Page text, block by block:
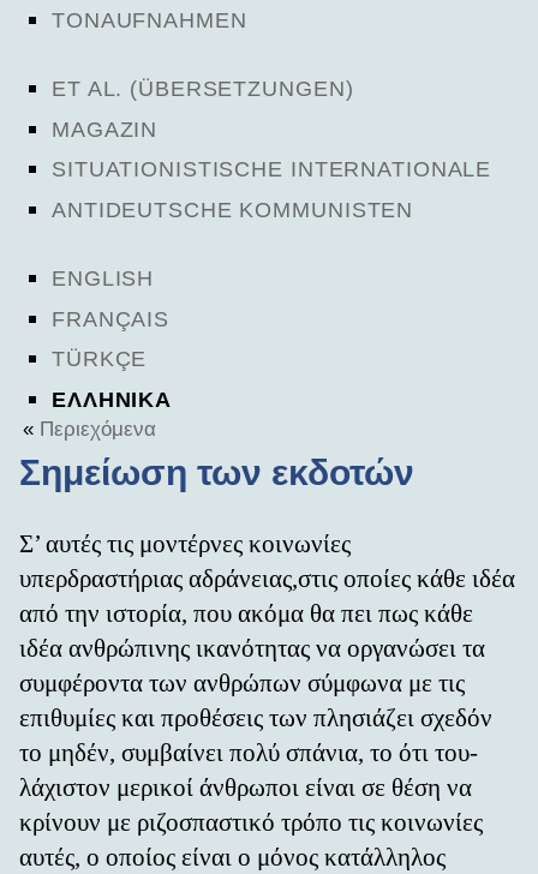
TONAUFNAHMEN
ET AL. (ÜBERSETZUNGEN)
MAGAZIN
SITUATIONISTISCHE INTERNATIONALE
ANTIDEUTSCHE KOMMUNISTEN
ENGLISH
FRANÇAIS
TÜRKÇE
ΕΛΛΗΝΙΚΑ
« Περιεχόμενα
Σημείωση των εκδοτών
Σ’ αυτές τις μοντέρνες κοινωνίες
υπερδραστήριας αδράνειας,στις οποίες κάθε ιδέα
από την ιστορία, που ακόμα θα πει πως κάθε
ιδέα ανθρώπινης ικανότητας να οργανώσει τα
συμφέροντα των ανθρώπων σύμφωνα με τις
επιθυμίες και προθέσεις των πλησιάζει σχεδόν
το μηδέν, συμβαίνει πολύ σπάνια, το ότι του-
λάχιστον μερικοί άνθρωποι είναι σε θέση να
κρίνουν με ριζοσπαστικό τρόπο τις κοινωνίες
αυτές, ο οποίος είναι ο μόνος κατάλληλος